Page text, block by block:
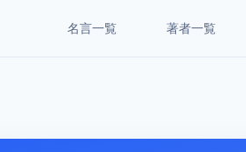
名言一覧 著者一覧